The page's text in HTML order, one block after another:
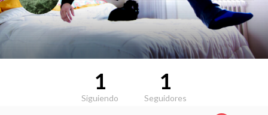
1
Siguiendo
1
Seguidores